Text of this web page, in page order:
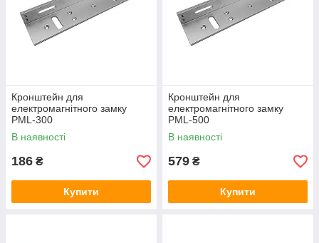
Кронштейн для
електромагнітного замку
PML-300
В наявності
186 ₴
Купити
Кронштейн для
електромагнітного замку
PML-500
В наявності
579 ₴
Купити